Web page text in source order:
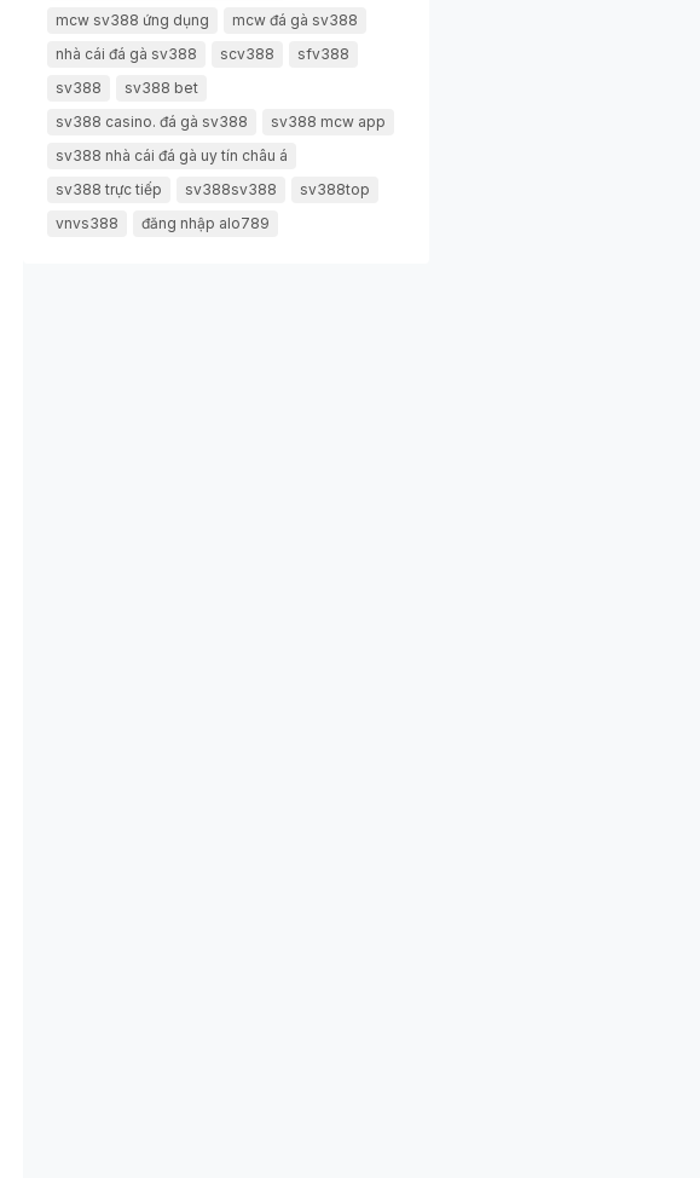
mcw sv388 ứng dụng
mcw đá gà sv388
nhà cái đá gà sv388
scv388
sfv388
sv388
sv388 bet
sv388 casino. đá gà sv388
sv388 mcw app
sv388 nhà cái đá gà uy tín châu á
sv388 trực tiếp
sv388sv388
sv388top
vnvs388
đăng nhập alo789